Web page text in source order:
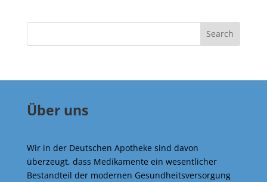
through
Search
Über uns
Wir in der Deutschen Apotheke sind davon
überzeugt, dass Medikamente ein wesentlicher
Bestandteil der modernen Gesundheitsversorgung